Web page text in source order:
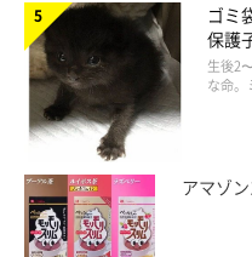
特に日光浴中は猫の被毛が
ゴミ
保護
美し
生後2
な命
アマゾ